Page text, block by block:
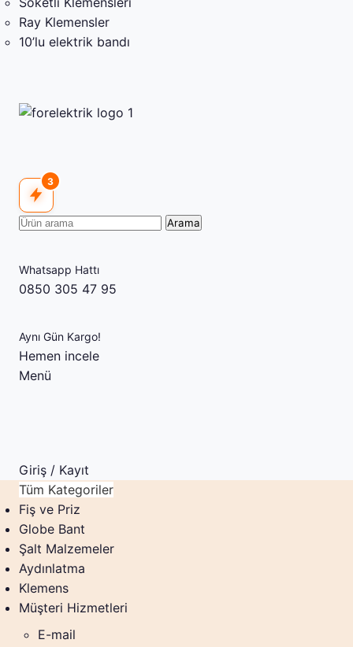
Ray Klemensler
10’lu elektrik bandı
3
Arama
Whatsapp Hattı
0850 305 47 95
Aynı Gün Kargo!
Hemen incele
Menü
Giriş / Kayıt
Tüm Kategoriler
Fiş ve Priz
Globe Bant
Şalt Malzemeler
Aydınlatma
Klemens
Müşteri Hizmetleri
E-mail